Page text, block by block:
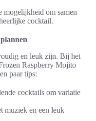
mogelijkheid om samen
cocktail.
en leuk zijn. Bij het
Raspberry Mojito
paar tips:
cocktails om variatie
muziek en een leuk